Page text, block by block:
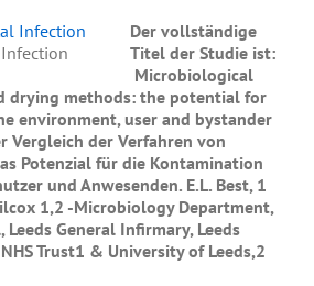
Der vollständige
Titel der Studie ist:
Microbiological
drying methods: the potential for
environment, user and bystander
Vergleich der Verfahren von
Potenzial für die Kontamination
und Anwesenden. E.L. Best, 1
1,2 -Microbiology Department,
General Infirmary, Leeds
Trust1 & University of Leeds,2